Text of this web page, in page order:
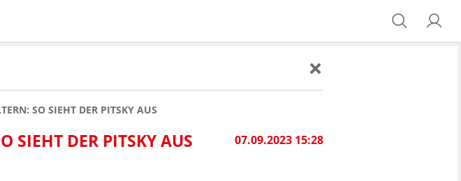
SO SIEHT DER PITSKY AUS
07.09.2023 15:28
SIEHT DER PITSKY AUS